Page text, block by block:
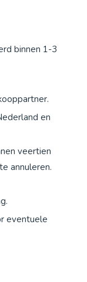
binnen 1-3
en
veertien
annuleren.
eventuele